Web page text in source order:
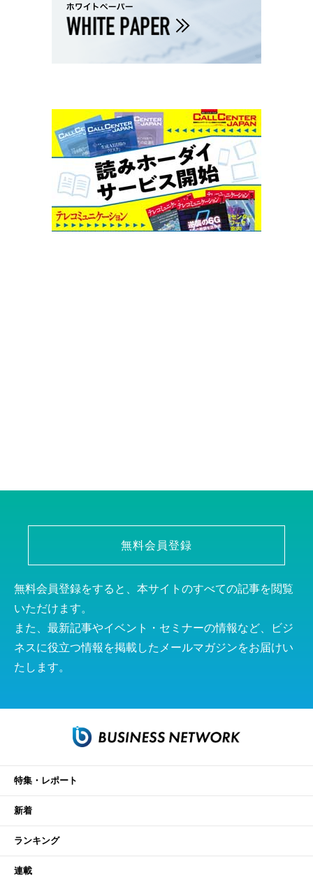
無料会員登録
無料会員登録をすると、本サイトのすべての記事を閲覧
いただけます。
また、最新記事やイベント・セミナーの情報など、ビジ
ネスに役立つ情報を掲載したメールマガジンをお届けい
たします。
特集・レポート
新着
ランキング
連載